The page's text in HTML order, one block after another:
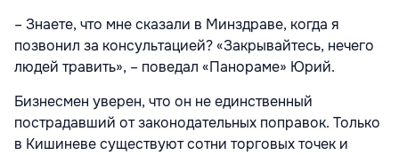
– Знаете, что мне сказали в Минздраве, когда я
позвонил за консультацией? «Закрывайтесь, нечего
людей травить», – поведал «Панораме» Юрий.
Бизнесмен уверен, что он не единственный
пострадавший от законодательных поправок. Только
в Кишиневе существуют сотни торговых точек и